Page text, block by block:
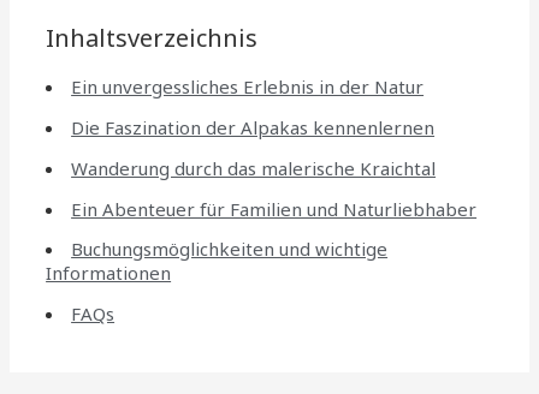
Inhaltsverzeichnis
Ein unvergessliches Erlebnis in der Natur
Die Faszination der Alpakas kennenlernen
Wanderung durch das malerische Kraichtal
Ein Abenteuer für Familien und Naturliebhaber
Buchungsmöglichkeiten und wichtige
Informationen
FAQs